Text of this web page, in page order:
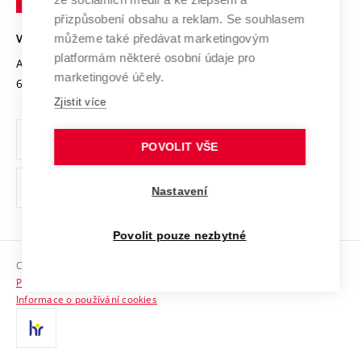
Open Science
Projekty
Projekty ze strukturálních fondů
Specifický výzkum
Univerzitní sítě
Bezpečná univerzita
Vyznamenání
Organizační struktura
Ochrana osobních údajů
odkaz)
Sociální bezpečí
HR Award
Kontakty
VYSOKÉ UČENÍ TECHNICKÉ V BRNĚ
Antonínská 548/1
602 00 Brno
www.vut.cz
vut@vutbr.cz
Copyright © 2026 VUT
Prohlášení o přístupnosti
Informace o používání cookies
přizpůsobení obsahu a reklam. Se souhlasem
můžeme také předávat marketingovým
platformám některé osobní údaje pro
marketingové účely.
Zjistit více
POVOLIT VŠE
Nastavení
Povolit pouze nezbytné